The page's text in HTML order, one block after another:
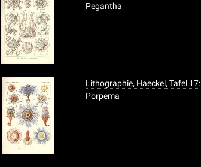
Pegantha
Lithographie, Haeckel, Tafel 17:
Porpema